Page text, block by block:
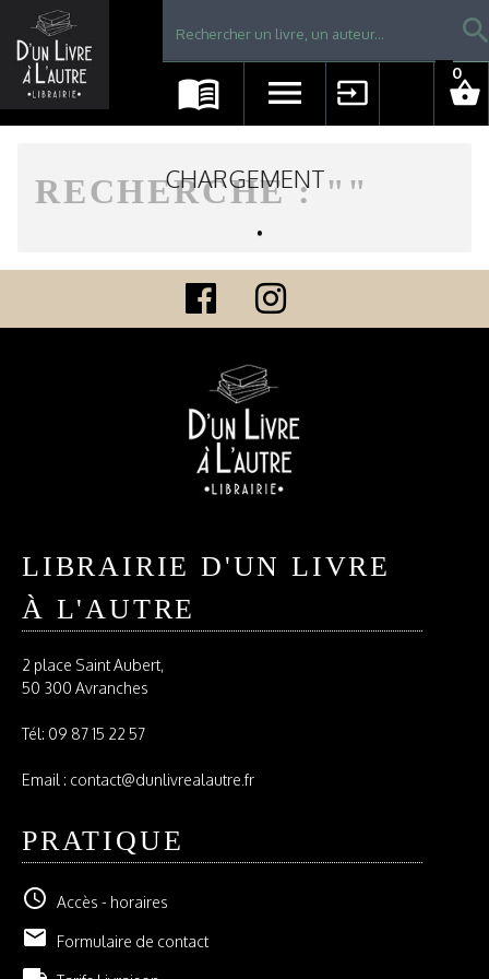
Librairie D'un livre à l'autre - Avranches
menu_book menu input shopping_basket
0
RECHERCHE : " "
CHARGEMENT
LIBRAIRIE D'UN LIVRE
À L'AUTRE
2 place Saint Aubert,
50 300 Avranches
Tél: 09 87 15 22 57
Email : contact@dunlivrealautre.fr
PRATIQUE
schedule Accès - horaires
email Formulaire de contact